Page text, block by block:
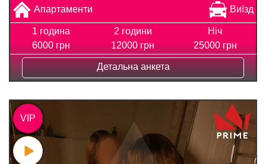
Апартаменти Виїзд
1 година
6000 грн
2 години
12000 грн
Ніч
25000 грн
Детальна анкета
VIP